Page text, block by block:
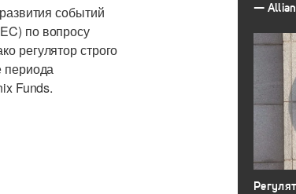
событий
по вопросу
регулятор строго
периода
Funds.
—